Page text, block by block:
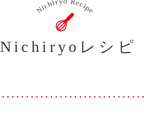
Nichiryoレシピ